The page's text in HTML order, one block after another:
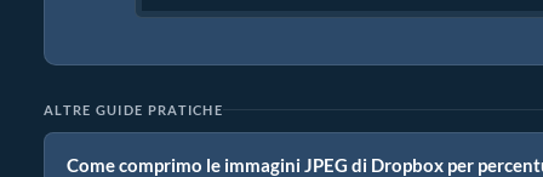
ALTRE GUIDE PRATICHE
Come comprimo le immagini JPEG di Dropbox per